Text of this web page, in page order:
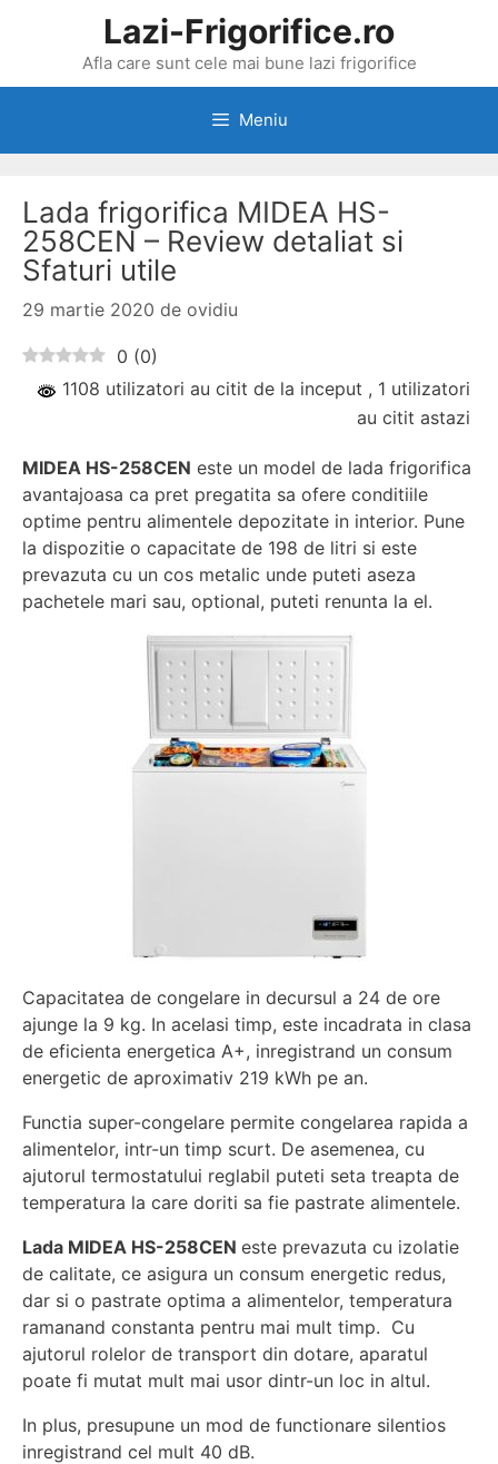
Lazi-Frigorifice.ro
Afla care sunt cele mai bune lazi frigorifice
Meniu
Lada frigorifica MIDEA HS-
258CEN – Review detaliat si
Sfaturi utile
29 martie 2020 de ovidiu
0 (0)
1108 utilizatori au citit de la inceput , 1 utilizatori
au citit astazi
MIDEA HS-258CEN este un model de lada frigorifica
avantajoasa ca pret pregatita sa ofere conditiile
optime pentru alimentele depozitate in interior. Pune
la dispozitie o capacitate de 198 de litri si este
prevazuta cu un cos metalic unde puteti aseza
pachetele mari sau, optional, puteti renunta la el.
Capacitatea de congelare in decursul a 24 de ore
ajunge la 9 kg. In acelasi timp, este incadrata in clasa
de eficienta energetica A+, inregistrand un consum
energetic de aproximativ 219 kWh pe an.
Functia super-congelare permite congelarea rapida a
alimentelor, intr-un timp scurt. De asemenea, cu
ajutorul termostatului reglabil puteti seta treapta de
temperatura la care doriti sa fie pastrate alimentele.
Lada MIDEA HS-258CEN este prevazuta cu izolatie
de calitate, ce asigura un consum energetic redus,
dar si o pastrate optima a alimentelor, temperatura
ramanand constanta pentru mai mult timp. Cu
ajutorul rolelor de transport din dotare, aparatul
poate fi mutat mult mai usor dintr-un loc in altul.
In plus, presupune un mod de functionare silentios
inregistrand cel mult 40 dB.